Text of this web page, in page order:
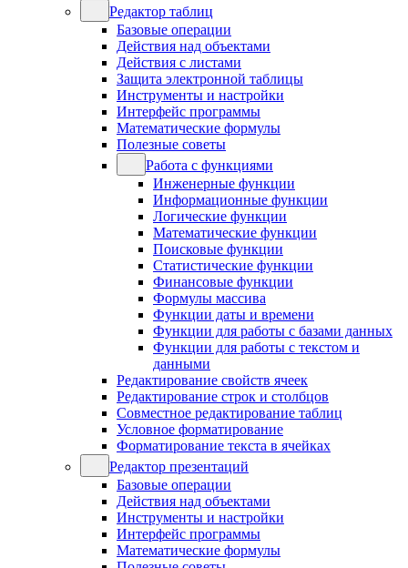
Редактор таблиц
Базовые операции
Действия над объектами
Действия с листами
Защита электронной таблицы
Инструменты и настройки
Интерфейс программы
Математические формулы
Полезные советы
Работа с функциями
Инженерные функции
Информационные функции
Логические функции
Математические функции
Поисковые функции
Статистические функции
Финансовые функции
Формулы массива
Функции даты и времени
Функции для работы с базами данных
Функции для работы с текстом и
данными
Редактирование свойств ячеек
Редактирование строк и столбцов
Совместное редактирование таблиц
Условное форматирование
Форматирование текста в ячейках
Редактор презентаций
Базовые операции
Действия над объектами
Инструменты и настройки
Интерфейс программы
Математические формулы